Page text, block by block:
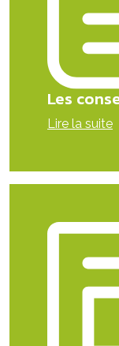
Les
Lire la suite